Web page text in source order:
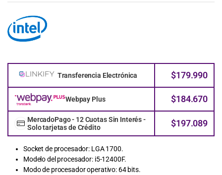
Transferencia Electrónica $179.990
Webpay Plus $184.670
MercadoPago - 12 Cuotas Sin Interés -
Solo tarjetas de Crédito
$197.089
Socket de procesador: LGA 1700.
Modelo del procesador: i5-12400F.
Modo de procesador operativo: 64 bits.